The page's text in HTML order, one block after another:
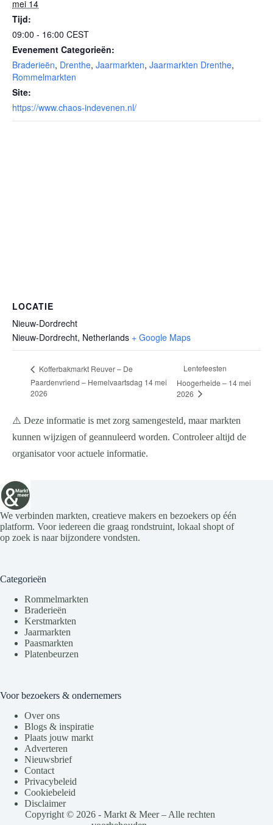
mei 14
Tijd:
09:00 - 16:00 CEST
Evenement Categorieën:
Braderieën, Drenthe, Jaarmarkten, Jaarmarkten Drenthe,
Rommelmarkten
Site:
https://www.chaos-indevenen.nl/
LOCATIE
Nieuw-Dordrecht
Nieuw-Dordrecht, Netherlands + Google Maps
Kofferbakmarkt Reuver – De
Paardenvriend – Hemelvaartsdag 14 mei
2026
Lentefeesten
Hoogerheide – 14 mei
2026
⚠️ Deze informatie is met zorg samengesteld, maar markten
kunnen wijzigen of geannuleerd worden. Controleer altijd de
organisator voor actuele informatie.
We verbinden markten, creatieve makers en bezoekers op één
platform. Voor iedereen die graag rondstruint, lokaal shopt of
op zoek is naar bijzondere vondsten.
Categorieën
Rommelmarkten
Braderieën
Kerstmarkten
Jaarmarkten
Paasmarkten
Platenbeurzen
Voor bezoekers & ondernemers
Over ons
Blogs & inspiratie
Plaats jouw markt
Adverteren
Nieuwsbrief
Contact
Privacybeleid
Cookiebeleid
Disclaimer
Copyright © 2026 - Markt & Meer – Alle rechten